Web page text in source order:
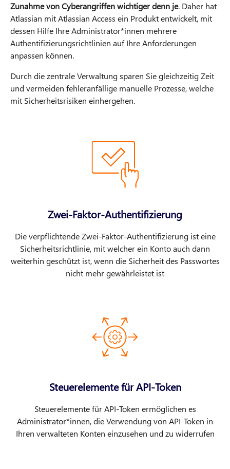
Zunahme von Cyberangriffen wichtiger denn je. Daher hat
Atlassian mit Atlassian Access ein Produkt entwickelt, mit
dessen Hilfe Ihre Administrator*innen mehrere
Authentifizierungsrichtlinien auf Ihre Anforderungen
anpassen können.
Durch die zentrale Verwaltung sparen Sie gleichzeitig Zeit
und vermeiden fehleranfällige manuelle Prozesse, welche
mit Sicherheitsrisiken einhergehen.
Zwei-Faktor-Authentifizierung
Die verpflichtende Zwei-Faktor-Authentifizierung ist eine
Sicherheitsrichtlinie, mit welcher ein Konto auch dann
weiterhin geschützt ist, wenn die Sicherheit des Passwortes
nicht mehr gewährleistet ist
Steuerelemente für API-Token
Steuerelemente für API-Token ermöglichen es
Administrator*innen, die Verwendung von API-Token in
Ihren verwalteten Konten einzusehen und zu widerrufen